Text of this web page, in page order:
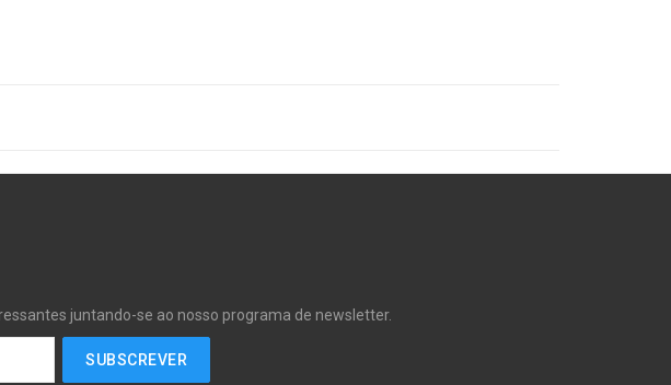
juntando-se ao nosso programa de newsletter.